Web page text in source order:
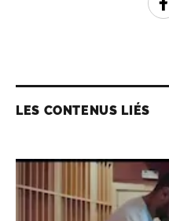
LES CONTENUS LIÉS